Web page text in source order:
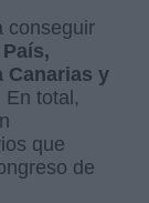
conseguir
Canarias y
En total,
que
de